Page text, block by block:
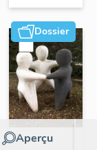
Dossier
Aperçu